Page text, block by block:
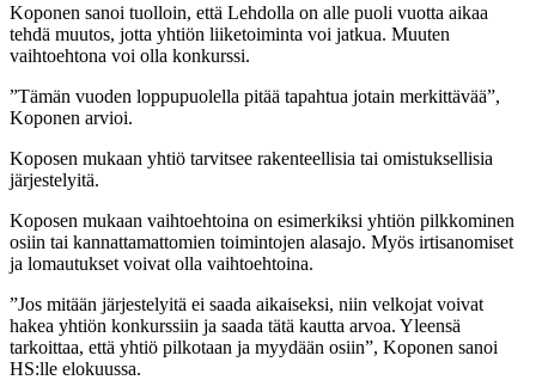
Koponen sanoi tuolloin, että Lehdolla on alle puoli vuotta aikaa
tehdä muutos, jotta yhtiön liiketoiminta voi jatkua. Muuten
vaihtoehtona voi olla konkurssi.
”Tämän vuoden loppupuolella pitää tapahtua jotain merkittävää”,
Koponen arvioi.
Koposen mukaan yhtiö tarvitsee rakenteellisia tai omistuksellisia
järjestelyitä.
Koposen mukaan vaihtoehtoina on esimerkiksi yhtiön pilkkominen
osiin tai kannattamattomien toimintojen alasajo. Myös irtisanomiset
ja lomautukset voivat olla vaihtoehtoina.
”Jos mitään järjestelyitä ei saada aikaiseksi, niin velkojat voivat
hakea yhtiön konkurssiin ja saada tätä kautta arvoa. Yleensä
tarkoittaa, että yhtiö pilkotaan ja myydään osiin”, Koponen sanoi
HS:lle elokuussa.